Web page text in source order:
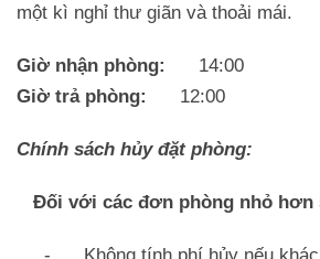
một kì nghỉ thư giãn và thoải mái.
Giờ nhận phòng:
14:00
Giờ trả phòng:
12:00
Chính sách hủy đặt phòng:
Đối với các đơn phòng nhỏ hơn